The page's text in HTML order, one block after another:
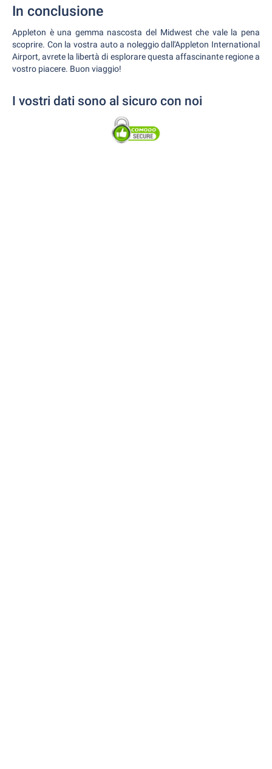
In conclusione
Appleton è una gemma nascosta del Midwest che vale la pena
scoprire. Con la vostra auto a noleggio dall'Appleton International
Airport, avrete la libertà di esplorare questa affascinante regione a
vostro piacere. Buon viaggio!
I vostri dati sono al sicuro con noi